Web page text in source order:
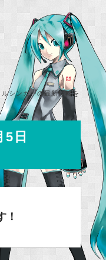
シンガーの最新情報を
日
！